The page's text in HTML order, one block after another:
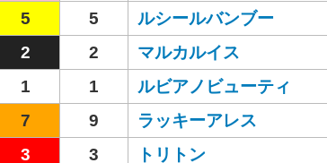
5 5 ルシールバンブー
2 2 マルカルイス
1 1 ルビアノビューティ
7 9 ラッキーアレス
3 3 トリトン